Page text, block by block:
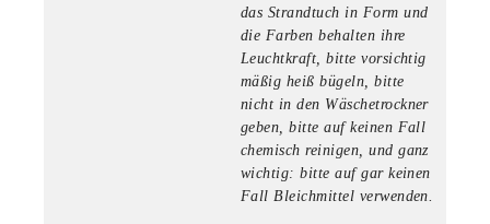
das Strandtuch in Form und
die Farben behalten ihre
Leuchtkraft, bitte vorsichtig
mäßig heiß bügeln, bitte
nicht in den Wäschetrockner
geben, bitte auf keinen Fall
chemisch reinigen, und ganz
wichtig: bitte auf gar keinen
Fall Bleichmittel verwenden.